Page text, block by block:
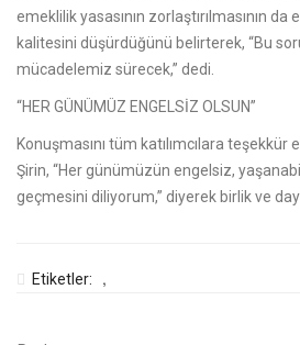
emeklilik yasasının zorlaştırılmasının
kalitesini düşürdüğünü belirterek, “Bu
mücadelemiz sürecek,” dedi.
“HER GÜNÜMÜZ ENGELSİZ OLSUN”
Konuşmasını tüm katılımcılara
Şirin, “Her günümüzün engelsiz,
geçmesini diliyorum,” diyerek birlik ve
Etiketler: ,